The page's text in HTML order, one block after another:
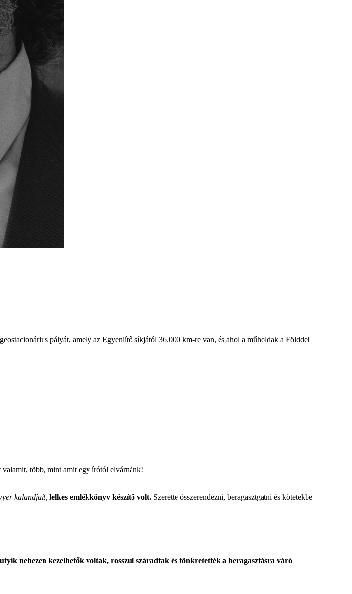
pályát, amely az Egyenlítő síkjától 36.000 km-re van, és ahol a műholdak a Földdel
valamit, több, mint amit egy írótól elvárnánk!
kalandjait, lelkes emlékkönyv készítő volt. Szerette összerendezni, beragasztgatni és kötetekbe
nehezen kezelhetők voltak, rosszul száradtak és tönkretették a beragasztásra váró